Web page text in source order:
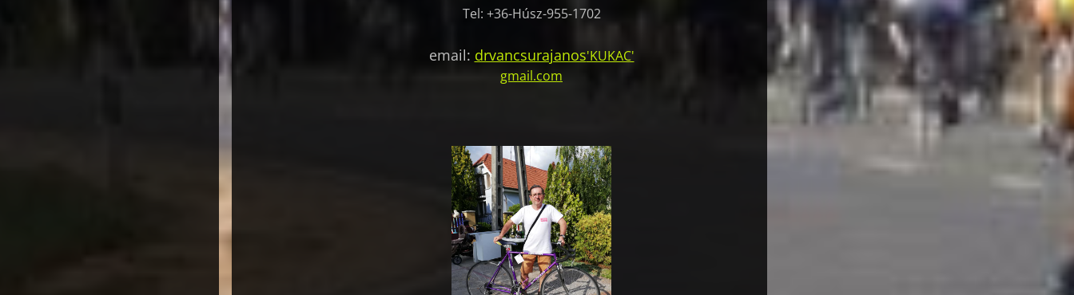
Tel: +36-Húsz-955-1702
email: drvancsurajanos'KUKAC'
gmail.com